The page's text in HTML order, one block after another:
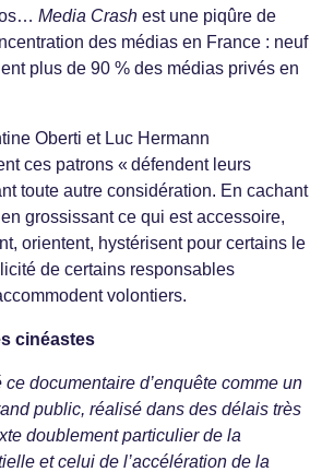
Media Crash est une piqûre de
des médias en France : neuf
plus de 90 % des médias privés en
Oberti et Luc Hermann
ces patrons « défendent leurs
toute autre considération. En cachant
grossissant ce qui est accessoire,
orientent, hystérisent pour certains le
de certains responsables
volontiers.
cinéastes
documentaire d’enquête comme un
public, réalisé dans des délais très
doublement particulier de la
et celui de l’accélération de la